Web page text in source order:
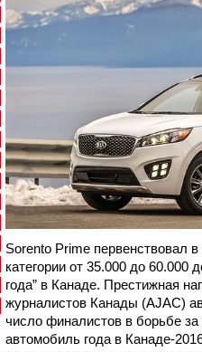
Sorento Prime первенствовал
категории от 35.000 до 60.000
года” в Канаде. Престижная
журналистов Канады (AJAC)
число финалистов в борьбе
автомобиль года в Канаде-